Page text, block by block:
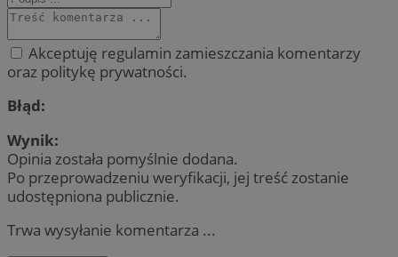
Akceptuję regulamin zamieszczania komentarzy
oraz politykę prywatności.
Błąd:
Wynik:
Opinia została pomyślnie dodana.
Po przeprowadzeniu weryfikacji, jej treść zostanie
udostępniona publicznie.
Trwa wysyłanie komentarza ...